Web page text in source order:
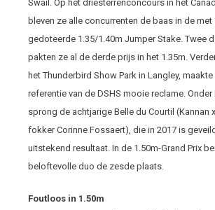
Swail. Op het driesterrenconcours in het
bleven ze alle concurrenten de baas in de met
gedoteerde 1.35/1.40m Jumper Stake. Twee
pakten ze al de derde prijs in het 1.35m.
het Thunderbird Show Park in Langley,
referentie van de DSHS mooie reclame.
sprong de achtjarige Belle du Courtil (Kannan
fokker Corinne Fossaert), die in 2017 is
uitstekend resultaat. In de 1.50m-Grand Prix
beloftevolle duo de zesde plaats.
Foutloos in 1.50m